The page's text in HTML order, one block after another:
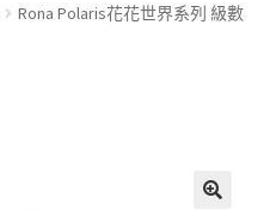
Rona Polaris花花世界系列 級數